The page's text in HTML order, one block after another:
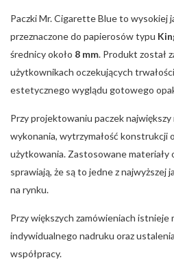
Paczki Mr. Cigarette Blue to wysokiej
przeznaczone do papierosów typu
średnicy około 8 mm. Produkt został
użytkownikach oczekujących
estetycznego wyglądu gotowego
Przy projektowaniu paczek największy
wykonania, wytrzymałość konstrukcji
użytkowania. Zastosowane materiały
sprawiają, że są to jedne z najwyższej
na rynku.
Przy większych zamówieniach istnieje
indywidualnego nadruku oraz
współpracy.